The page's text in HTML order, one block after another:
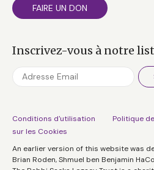
FAIRE UN DON
Inscrivez-vous à notre
Conditions d'utilisation Politique
sur les Cookies
An earlier version of this website was
Brian Roden, Shmuel ben Benjamin